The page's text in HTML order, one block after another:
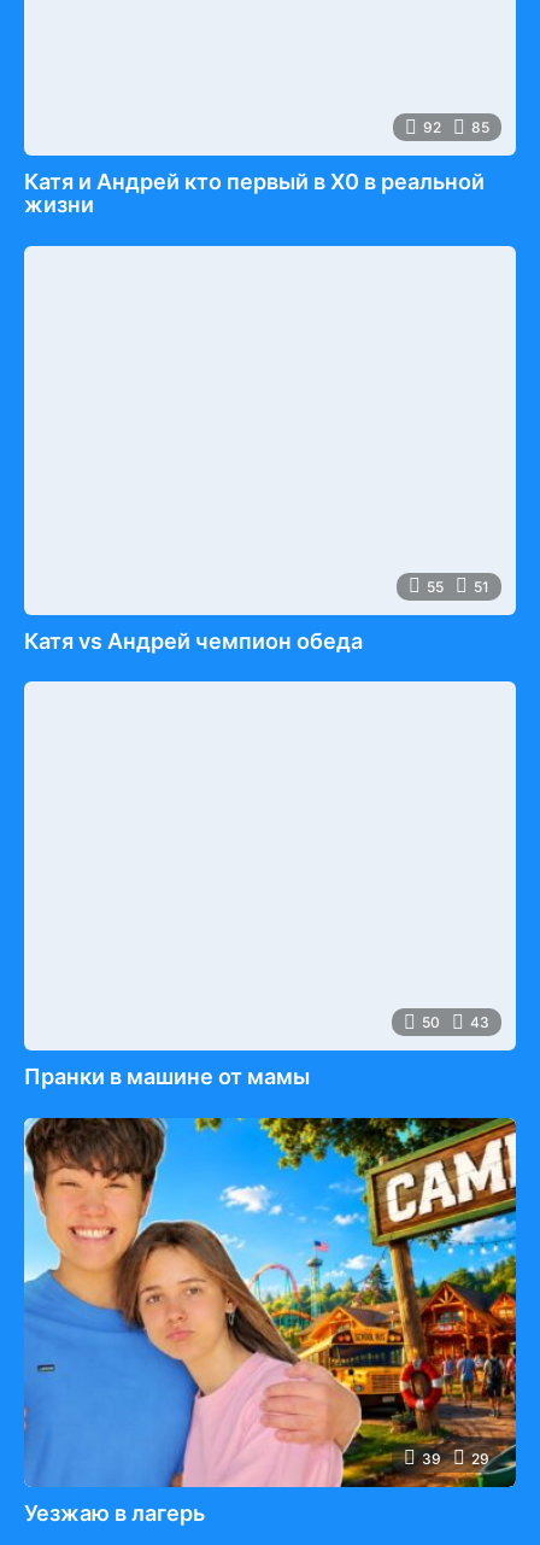
92 85
Катя и Андрей кто первый в Х0 в реальной
жизни
55 51
Катя vs Андрей чемпион обеда
50 43
Пранки в машине от мамы
39 29
Уезжаю в лагерь